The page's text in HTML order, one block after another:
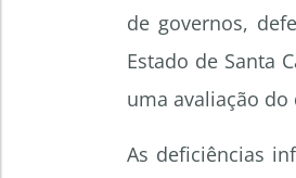
de governos,
Estado de Santa
uma avaliação
As deficiências